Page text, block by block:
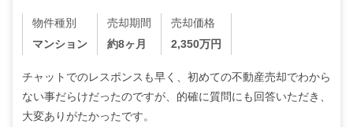
物件種別
マンション
売却期間
約8ヶ月
売却価格
2,350万円
チャットでのレスポンスも早く、初めての不動産売却でわから
ない事だらけだったのですが、的確に質問にも回答いただき、
大変ありがたかったです。